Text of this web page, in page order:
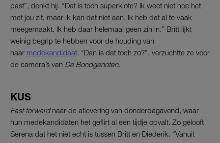
past”, denkt hij. “Dat is toch superklote? Ik weet niet hoe het
met jou zit, maar ik kan dat niet aan. Ik heb dat al te vaak
meegemaakt. Ik heb daar helemaal geen zin in.” Britt lijkt
weinig begrip te hebben voor de houding van
haar medekandidaat . “Dan is dat toch zo?”, verzuchtte ze voor
de camera’s van De Bondgenoten.
KUS
Fast forwardnaar de aflevering van donderdagavond, waar
hun medekandidaten het geflirt al een tijdje opvalt. Zo gelooft
Serena dat het niet echt is tussen Britt en Diederik. “Vanuit